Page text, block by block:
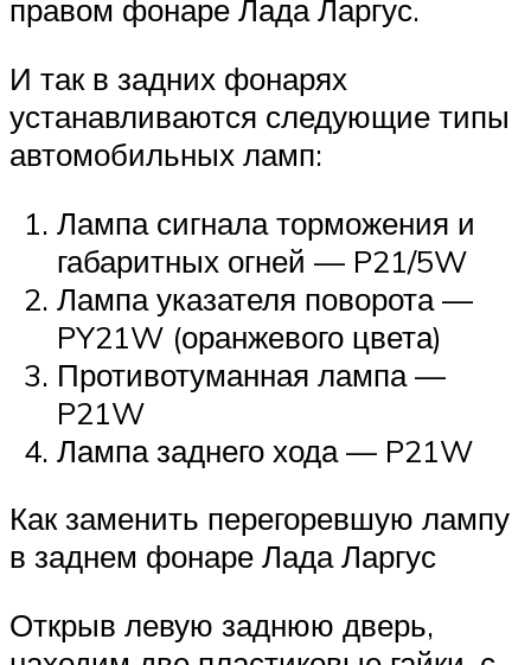
правом фонаре Лада Ларгус.
И так в задних фонарях
устанавливаются следующие типы
автомобильных ламп:
Лампа сигнала торможения и
габаритных огней — P21/5W
Лампа указателя поворота —
PY21W (оранжевого цвета)
Противотуманная лампа —
P21W
Лампа заднего хода — P21W
Как заменить перегоревшую лампу
в заднем фонаре Лада Ларгус
Открыв левую заднюю дверь,